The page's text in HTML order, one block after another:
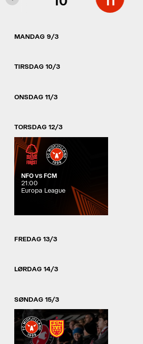
MANDAG 9/3
TIRSDAG 10/3
ONSDAG 11/3
TORSDAG 12/3
NFOVS FCM
21:00
Europa League
FREDAG 13/3
LØRDAG 14/3
SØNDAG 15/3